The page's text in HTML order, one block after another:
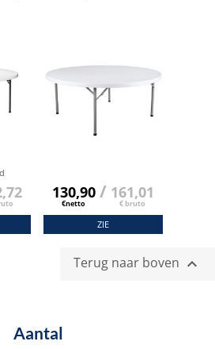
130,90
€netto
/ 161,01
€ bruto
ZIE
Terug naar boven 
Aantal